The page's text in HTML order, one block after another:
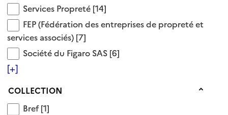
Services Propreté
Services Propreté [14]
FEP (Fédération des entreprises de propreté et
FEP (Fédération des entreprises de propreté et
services associés) [7]
Société du Figaro SAS
Société du Figaro SAS [6]
[+]
Collection
COLLECTION
BrefBref[1]
hygiène
Voir aussi
agroalimentaire
environnement